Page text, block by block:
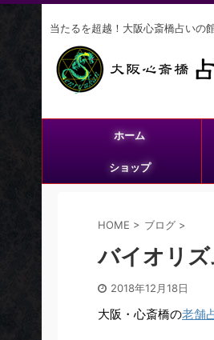
当たるを超越！大阪心斎橋占いの
ホーム
ショップ
HOME > ブログ >
バイオリ
2018年12月18日
大阪・心斎橋の老舗